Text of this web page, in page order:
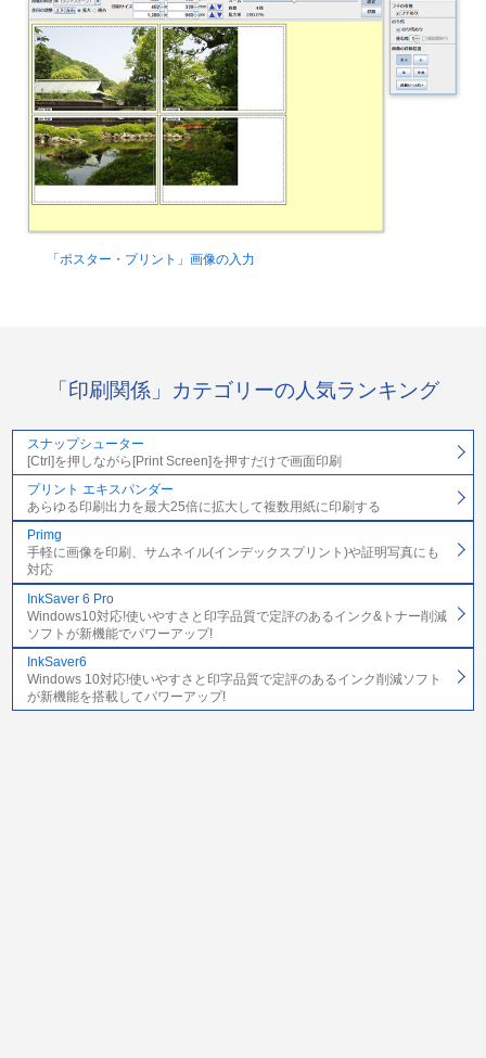
「ポスター・プリント」画像の入力
「印刷関係」カテゴリーの人気ランキング
スナップシューター
[Ctrl]を押しながら[Print Screen]を押すだけで画面印刷
プリント エキスパンダー
あらゆる印刷出力を最大25倍に拡大して複数用紙に印刷する
Primg
手軽に画像を印刷、サムネイル(インデックスプリント)や証明写真にも
対応
InkSaver 6 Pro
Windows10対応!使いやすさと印字品質で定評のあるインク&トナー削減
ソフトが新機能でパワーアップ!
InkSaver6
Windows 10対応!使いやすさと印字品質で定評のあるインク削減ソフト
が新機能を搭載してパワーアップ!